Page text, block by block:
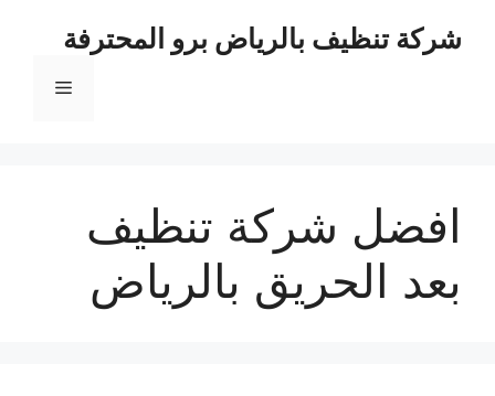
شركة تنظيف بالرياض برو المحترفة
القائمة
افضل شركة تنظيف
بعد الحريق بالرياض